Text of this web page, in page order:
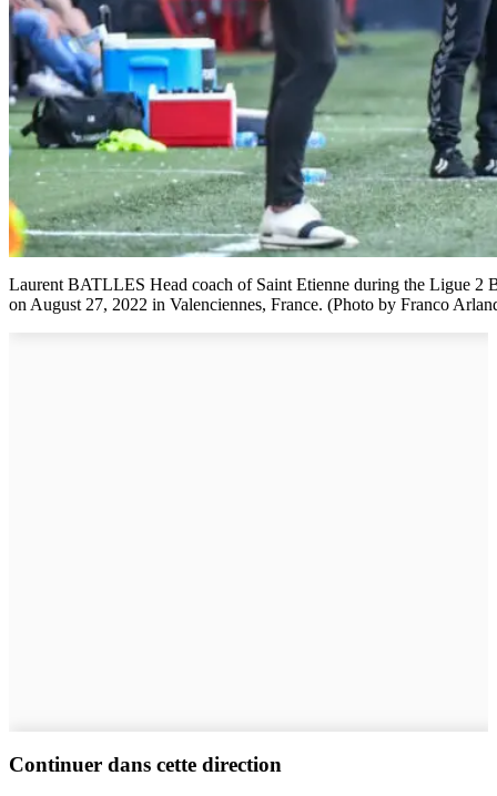
Laurent BATLLES Head coach of Saint Etienne during the Ligue 2
on August 27, 2022 in Valenciennes, France. (Photo by Franco
Continuer dans cette direction